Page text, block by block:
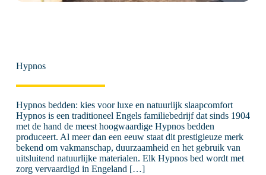
Hypnos
Hypnos bedden: kies voor luxe en natuurlijk slaapcomfort
Hypnos is een traditioneel Engels familiebedrijf dat sinds 1904
met de hand de meest hoogwaardige Hypnos bedden
produceert. Al meer dan een eeuw staat dit prestigieuze merk
bekend om vakmanschap, duurzaamheid en het gebruik van
uitsluitend natuurlijke materialen. Elk Hypnos bed wordt met
zorg vervaardigd in Engeland […]